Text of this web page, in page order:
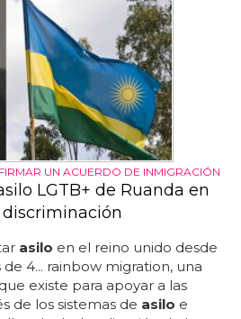
UN ACUERDO DE INMIGRACIÓN
LGTB+ de Ruanda en
asilo en el reino unido desde
4... rainbow migration, una
existe para apoyar a las
de los sistemas de asilo e